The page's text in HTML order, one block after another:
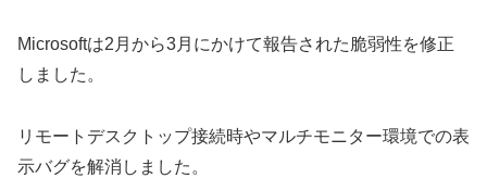
Microsoftは2月から3月にかけて報告された脆弱性を修正
しました。
リモートデスクトップ接続時やマルチモニター環境での表
示バグを解消しました。